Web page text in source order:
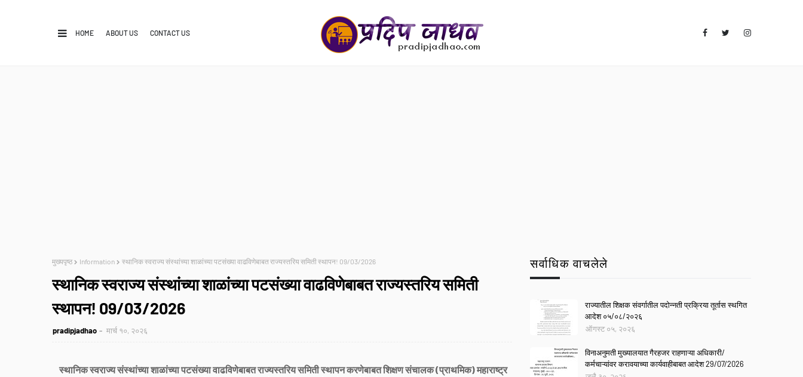
HOME ABOUT US CONTACT US
मुख्यपृष्ठ Information स्थानिक स्वराज्य संस्थांच्या शाळांच्या पटसंख्या वाढविणेबाबत राज्यस्तरिय समिती स्थापन! 09/03/2026
स्थानिक स्वराज्य संस्थांच्या शाळांच्या पटसंख्या वाढविणेबाबत राज्यस्तरिय समिती
स्थापन! 09/03/2026
pradipjadhao मार्च १०, २०२६
स्थानिक स्वराज्य संस्थांच्या शाळांच्या पटसंख्या वाढविणेबाबत राज्यस्तरिय समिती स्थापन करणेबाबत शिक्षण संचालक (प्राथमिक) महाराष्ट्र
सर्वाधिक वाचलेले
राज्यातील शिक्षक संवर्गातील पदोन्नती प्रक्रिया तूर्तास स्थगित
आदेश ०५/०८/२०२६
ऑगस्ट ०५, २०२६
विनाअनुमती मुख्यालयात गैरहजर राहणाऱ्या अधिकारी/
कर्मचाऱ्यांवर करावयाच्या कार्यवाहीबाबत आदेश 29/07/2026